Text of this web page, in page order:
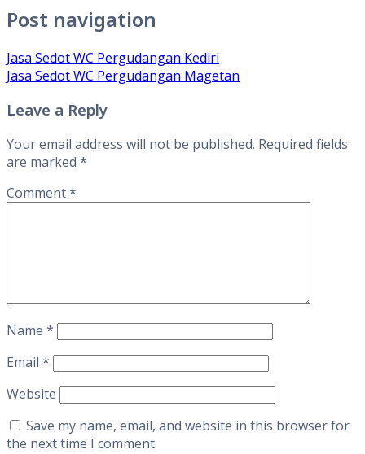
Post navigation
Jasa Sedot WC Pergudangan Kediri
Jasa Sedot WC Pergudangan Magetan
Leave a Reply
Your email address will not be published. Required fields
are marked *
Comment*
Name *
Email *
Website
Save my name, email, and website in this browser for
the next time I comment.